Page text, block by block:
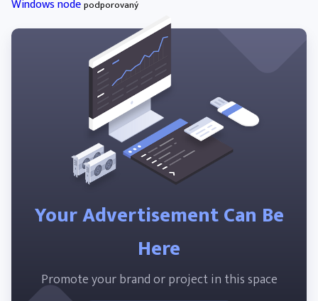
Windows nodepodporovaný
Your Advertisement Can Be
Here
Promote your brand or project in this space